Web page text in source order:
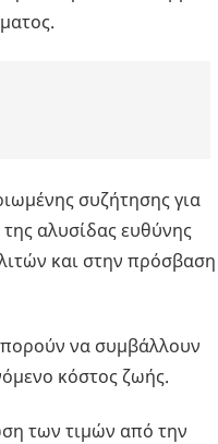
συζήτησης για
αλυσίδας ευθύνης
και στην πρόσβαση
να συμβάλλουν
κόστος ζωής.
των τιμών από την